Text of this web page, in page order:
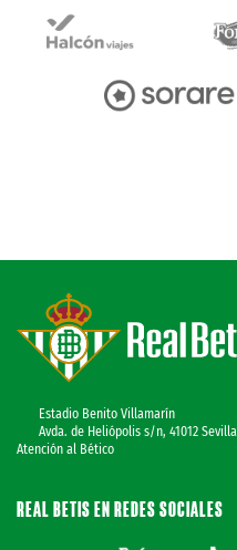
Estadio Benito Villamarín
Avda. de Heliópolis s/n, 41012 Sevilla
Atención al Bético
REAL BETIS EN REDES SOCIALES